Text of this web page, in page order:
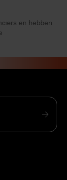
en hebben